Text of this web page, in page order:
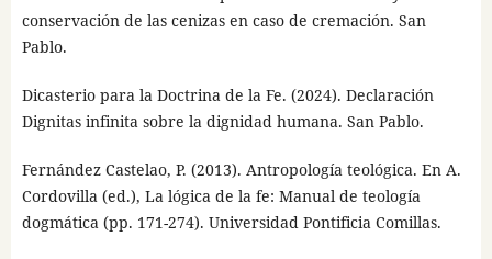
conservación de las cenizas en caso de cremación. San
Pablo.
Dicasterio para la Doctrina de la Fe. (2024). Declaración
Dignitas infinita sobre la dignidad humana. San Pablo.
Fernández Castelao, P. (2013). Antropología teológica. En A.
Cordovilla (ed.), La lógica de la fe: Manual de teología
dogmática (pp. 171-274). Universidad Pontificia Comillas.